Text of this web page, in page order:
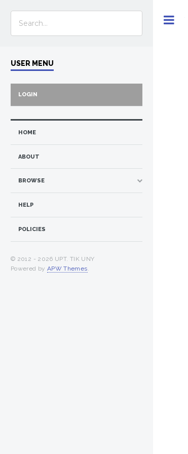
USER MENU
LOGIN
HOME
ABOUT
BROWSE
HELP
POLICIES
© 2012 - 2026 UPT. TIK UNY
Powered by APW Themes